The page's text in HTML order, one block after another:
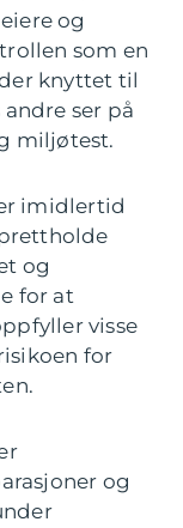
og
som en
knyttet til
ser på
miljøtest.
imidlertid
og
for at
visse
for
og